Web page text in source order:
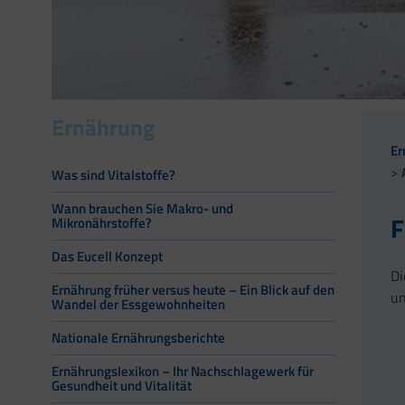
Ernährung
Was sind Vitalstoffe?
Wann brauchen Sie Makro- und
Mikronährstoffe?
Das Eucell Konzept
Ernährung früher versus heute – Ein Blick auf den
Wandel der Essgewohnheiten
Nationale Ernährungsberichte
Ernährungslexikon – Ihr Nachschlagewerk für
Gesundheit und Vitalität